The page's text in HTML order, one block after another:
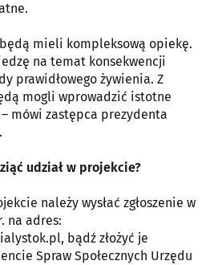
mieli kompleksową opiekę.
na temat konsekwencji
prawidłowego żywienia. Z
mogli wprowadzić istotne
mówi zastępca prezydenta
udział w projekcie?
należy wysłać zgłoszenie w
na adres:
bądź złożyć je
Spraw Społecznych Urzędu